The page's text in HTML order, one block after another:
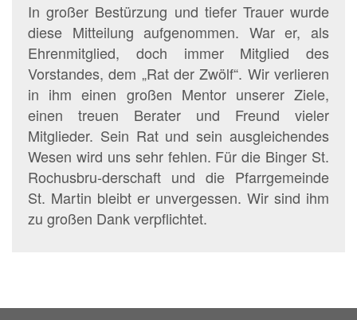
In großer Bestürzung und tiefer Trauer wurde
diese Mitteilung aufgenommen. War er, als
Ehrenmitglied, doch immer Mitglied des
Vorstandes, dem „Rat der Zwölf“. Wir verlieren
in ihm einen großen Mentor unserer Ziele,
einen treuen Berater und Freund vieler
Mitglieder. Sein Rat und sein ausgleichendes
Wesen wird uns sehr fehlen. Für die Binger St.
Rochusbru-derschaft und die Pfarrgemeinde
St. Martin bleibt er unvergessen. Wir sind ihm
zu großen Dank verpflichtet.